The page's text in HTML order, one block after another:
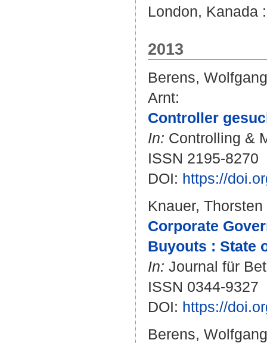
London, Kanada
2013
Berens, Wolfgang
Arnt:
Controller
In: Controlling &
ISSN 2195-8270
DOI: https://
Knauer, Thorsten
Corporate
Buyouts : State
In: Journal für
ISSN 0344-9327
DOI: https://
Berens, Wolfgang